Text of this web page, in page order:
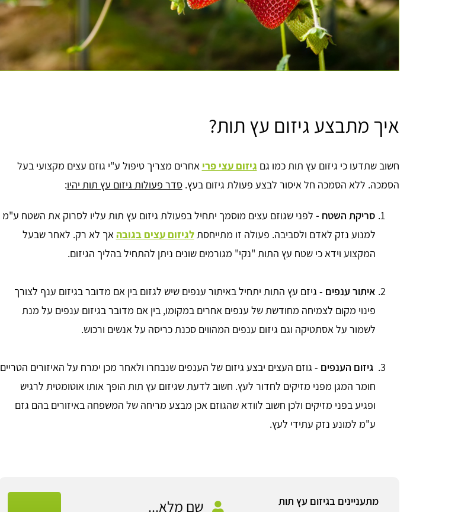
איך מתבצע גיזום עץ תות?
חשוב שתדעו כי גיזום עץ תות כמו גם גיזום עצי פרי אחרים מצריך טיפול ע"י גוזם עצים מקצועי בעל
הסמכה. ללא הסמכה חל איסור לבצע פעולת גיזום בעץ.סדר פעולות גיזום עץ תות יהיו:
סריקת השטח - לפני שגוזם עצים מוסמך יתחיל בפעולת גיזום עץ תות עליו לסרוק את השטח ע"מ
למנוע נזק לאדם ולסביבה. פעולה זו מתייחסתלגיזום עצים בגובהאך לא רק. לאחר שבעל
המקצוע וידא כי שטח עץ התות "נקי" מגורמים שונים ניתן להתחיל בהליך הגיזום.
איתור ענפים - גיזם עץ התות יתחיל באיתור ענפים שיש לגזום בין אם מדובר בגיזום ענף לצורך
פינוי מקום לצמיחה מחודשת של ענפים אחרים במקומו, בין אם מדובר בגיזום ענפים על מנת
לשמור על אסתטיקה וגם גיזום ענפים המהווים סכנת כריסה על אנשים ורכוש.
גיזום הענפים - גוזם העצים יבצע גיזום של הענפים שנבחרו ולאחר מכן ימרח על האיזורים הטריים
חומר המגן מפני מזיקים לחדור לעץ. חשוב לדעת שגיזום עץ תות הופך אותו אוטומטית לרגיש
ופגיע בפני מזיקים ולכן חשוב לוודא שהגוזם אכן מבצע מריחה של המשפחה באיזורים בהם גזם
ע"מ למונע נזק עתידי לעץ.
מתעניינים בגיזום עץ תות